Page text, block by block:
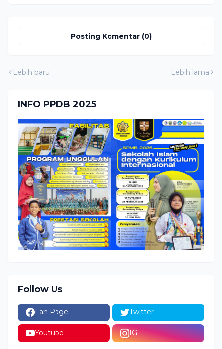
Posting Komentar (0)
Lebih baru Lebih lama
INFO PPDB 2025
Follow Us
Fan Page Twitter
Youtube IG